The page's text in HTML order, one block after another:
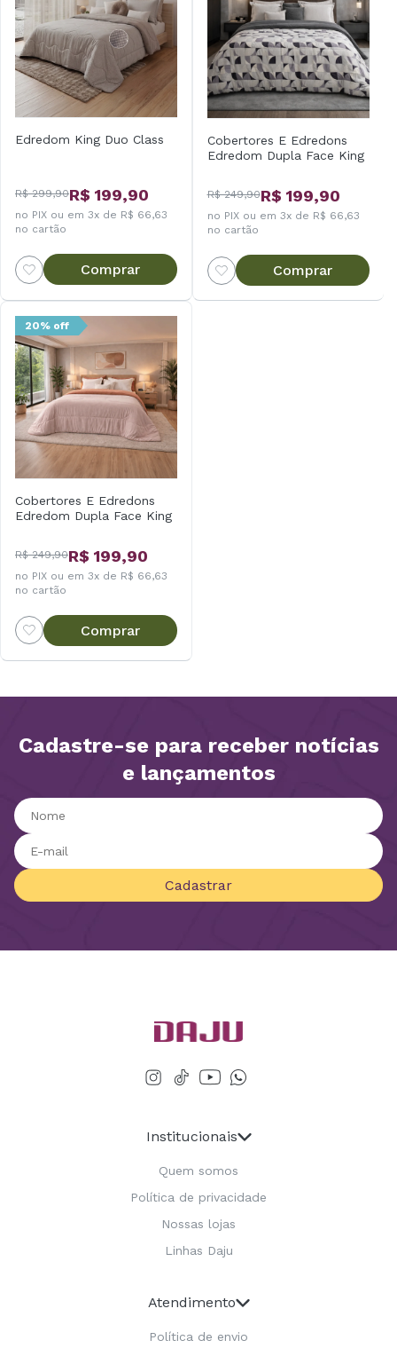
Edredom King Duo Class
R$ 299,90R$ 199,90
no PIX ou em 3x de R$ 66,63
no cartão
Comprar
Cobertores E Edredons
Edredom Dupla Face King
R$ 249,90R$ 199,90
no PIX ou em 3x de R$ 66,63
no cartão
Comprar
20% off
Cobertores E Edredons
Edredom Dupla Face King
R$ 249,90R$ 199,90
no PIX ou em 3x de R$ 66,63
no cartão
Comprar
Cadastre-se para receber notícias
e lançamentos
Cadastrar
Institucionais
Quem somos
Política de privacidade
Nossas lojas
Linhas Daju
Atendimento
Política de envio